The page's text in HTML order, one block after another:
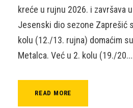
kreće u rujnu 2026. i završava
Jesenski dio sezone Zaprešić
kolu (12./13. rujna) domaćim
Metalca. Već u 2. kolu (19./
READ MORE